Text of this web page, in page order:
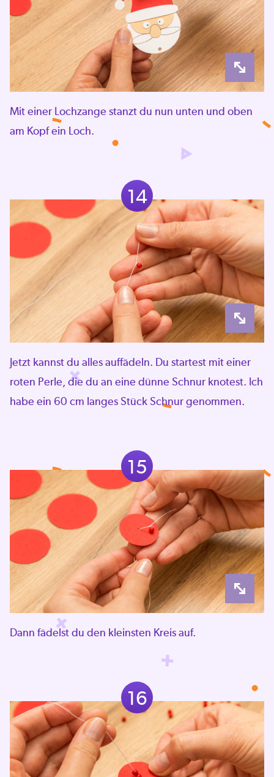
Mit einer Lochzange stanzt du nun unten und oben
am Kopf ein Loch.
14
Jetzt kannst du alles auffädeln. Du startest mit einer
roten Perle, die du an eine dünne Schnur knotest. Ich
habe ein 60 cm langes Stück Schnur genommen.
15
Dann fädelst du den kleinsten Kreis auf.
16